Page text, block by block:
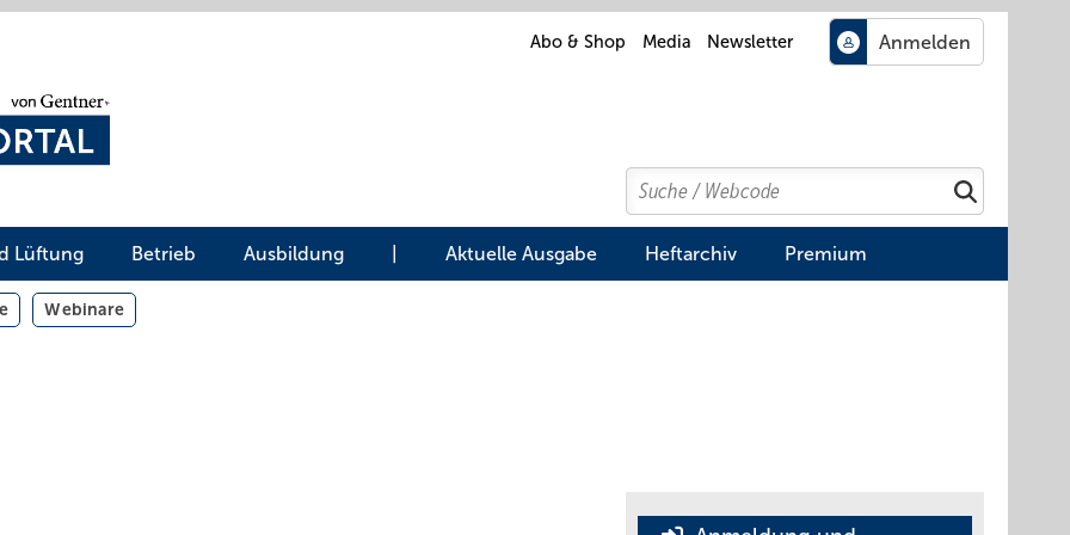
Abo & Shop Media Newsletter
Search
Suchen
Lüftung Betrieb Ausbildung Aktuelle Ausgabe Heftarchiv Premium
Webinare